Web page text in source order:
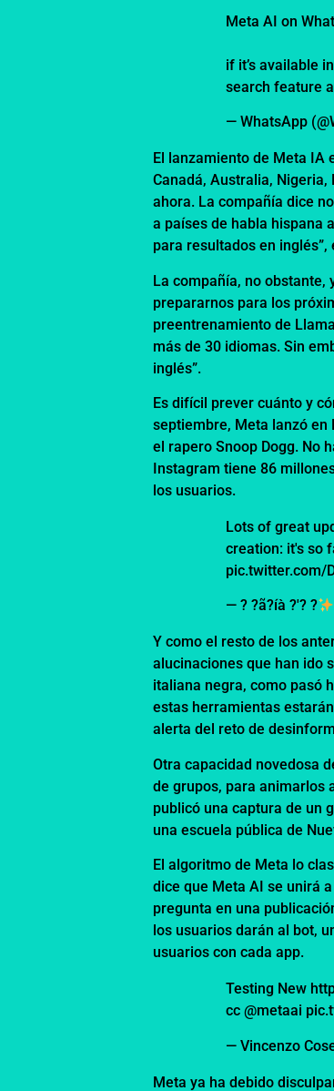
Meta AI on
if it’s available
search feature
— WhatsApp
El lanzamiento de Meta IA
Canadá, Australia,
ahora. La compañía dice
a países de habla hispana
para resultados en
La compañía, no obstante,
prepararnos para los
preentrenamiento de
más de 30 idiomas. Sin
inglés”.
Es difícil prever cuánto y
septiembre, Meta lanzó en
el rapero Snoop Dogg. No
Instagram tiene 86
los usuarios.
Lots of great
creation: it's so
pic.twitter.com/
— ? ?ã?íà ?'? ?
Y como el resto de los
alucinaciones que han ido
italiana negra, como pasó
estas herramientas
alerta del reto de
Otra capacidad novedosa
de grupos, para animarlos
publicó una captura de un
una escuela pública de
El algoritmo de Meta lo
dice que Meta AI se unirá
pregunta en una
los usuarios darán al bot,
usuarios con cada app.
Testing New
cc@metaai
— Vincenzo
Meta ya ha debido